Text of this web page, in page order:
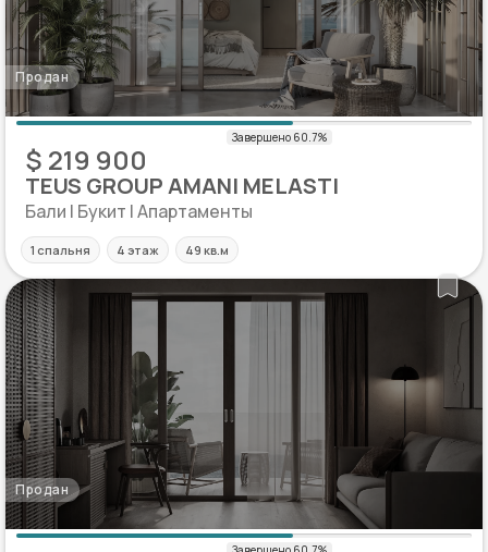
Продан
$ 219 900
TEUS GROUP AMANI MELASTI
Бали | Букит | Апартаменты
1 спальня 4 этаж 49 кв.м
Продан